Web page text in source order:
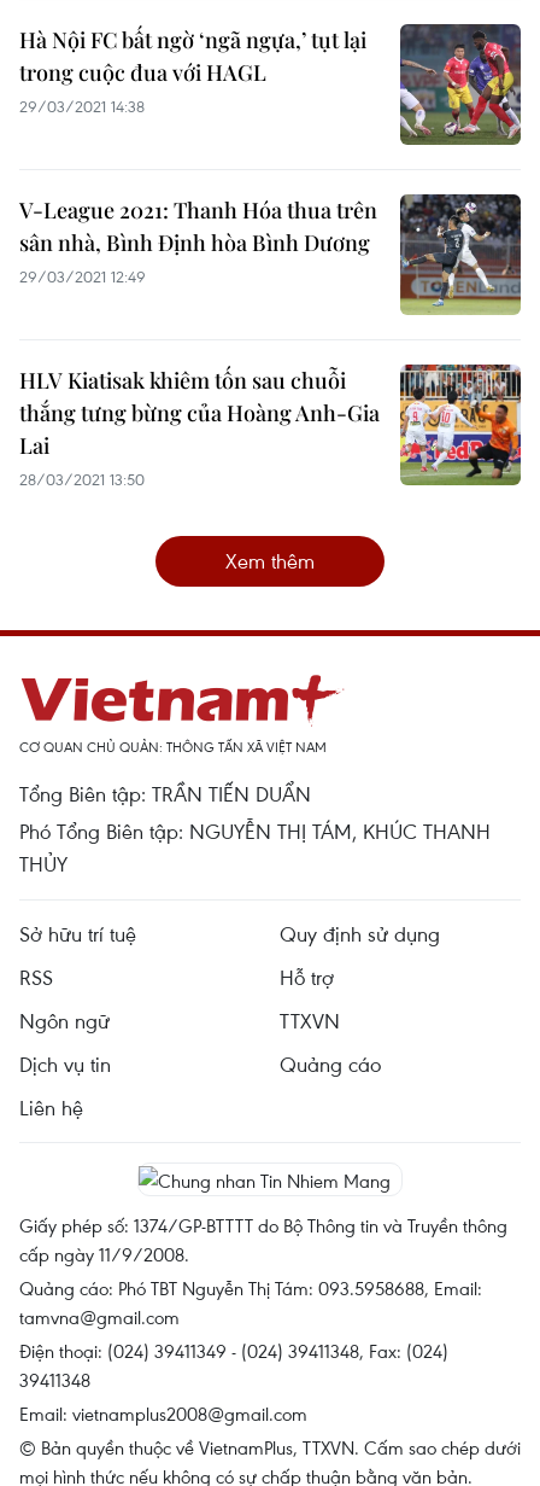
Hà Nội FC bất ngờ ‘ngã ngựa,’ tụt lại
trong cuộc đua với HAGL
29/03/2021 14:38
V-League 2021: Thanh Hóa thua trên
sân nhà, Bình Định hòa Bình Dương
29/03/2021 12:49
HLV Kiatisak khiêm tốn sau chuỗi
thắng tưng bừng của Hoàng Anh-Gia
Lai
28/03/2021 13:50
Xem thêm
CƠ QUAN CHỦ QUẢN: THÔNG TẤN XÃ VIỆT NAM
Tổng Biên tập: TRẦN TIẾN DUẨN
Phó Tổng Biên tập: NGUYỄN THỊ TÁM, KHÚC THANH
THỦY
Sở hữu trí tuệ
Quy định sử dụng
RSS
Hỗ trợ
Ngôn ngữ
TTXVN
Dịch vụ tin
Quảng cáo
Liên hệ
Giấy phép số: 1374/GP-BTTTT do Bộ Thông tin và Truyền thông
cấp ngày 11/9/2008.
Quảng cáo: Phó TBT Nguyễn Thị Tám: 093.5958688, Email:
tamvna@gmail.com
Điện thoại: (024) 39411349 - (024) 39411348, Fax: (024)
39411348
Email: vietnamplus2008@gmail.com
© Bản quyền thuộc về VietnamPlus, TTXVN. Cấm sao chép dưới
mọi hình thức nếu không có sự chấp thuận bằng văn bản.